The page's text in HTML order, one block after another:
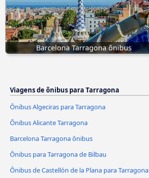
Barcelona Tarragona ônibus
Viagens de ônibus para Tarragona
Ônibus Algeciras para Tarragona
Ônibus Alicante Tarragona
Barcelona Tarragona ônibus
Ônibus para Tarragona de Bilbau
Ônibus de Castellón de la Plana para Tarragona